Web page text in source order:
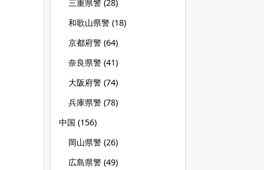
三重県警 (28)
和歌山県警 (18)
京都府警 (64)
奈良県警 (41)
大阪府警 (74)
兵庫県警 (78)
中国 (156)
岡山県警 (26)
広島県警 (49)